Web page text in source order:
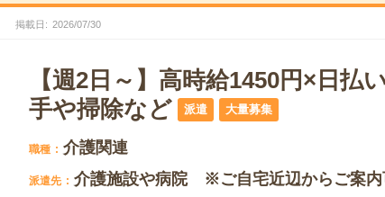
掲載日 2026/07/30
【週2日～】高時給1450円×日
手や掃除など
派遣 大量募集
職種 介護関連
派遣先 介護施設や病院 ※ご自宅近辺からご案内